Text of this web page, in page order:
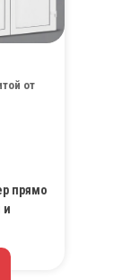
от
прямо
и